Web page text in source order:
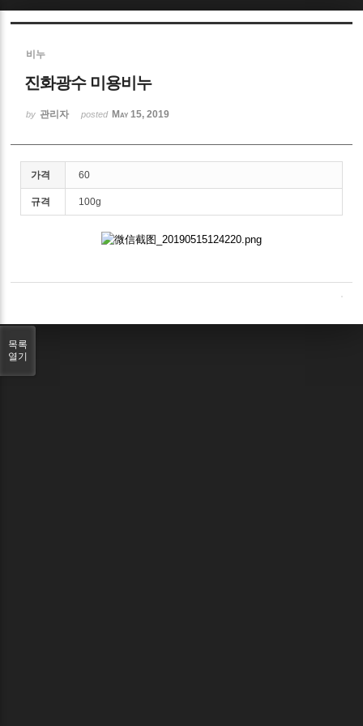
비누
진화광수 미용비누
by 관리자 posted May 15, 2019
가격 60
규격 100g
목록
열기
Sketchbook5, 스케치북5
Sketchbook5, 스케치북5